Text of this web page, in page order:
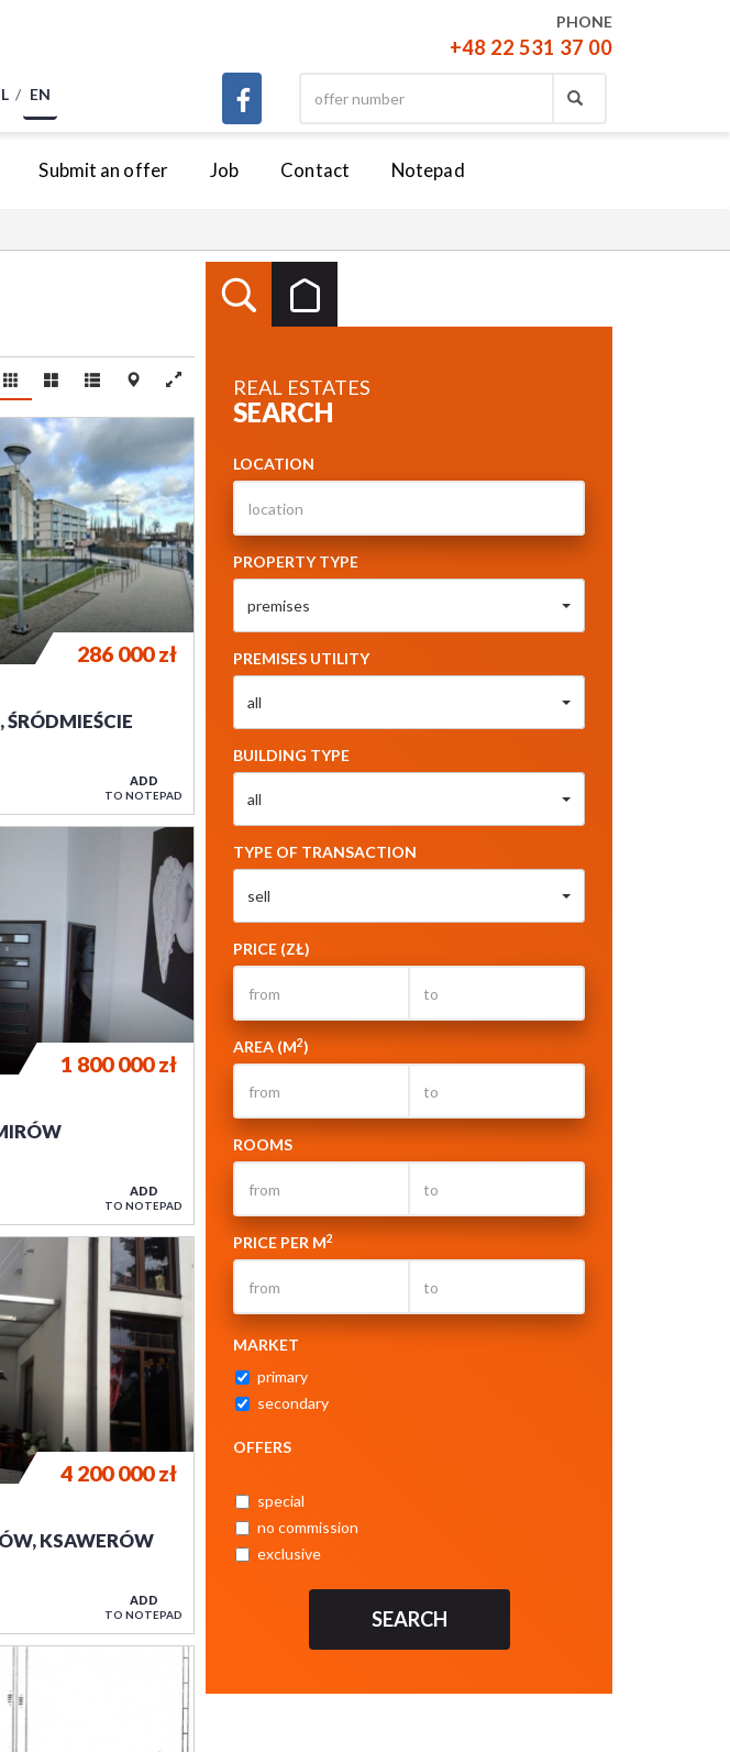
PHONE
+48 22 531 37 00
EN
Submit an offer Job Contact Notepad
REAL ESTATES
SEARCH
LOCATION
PROPERTY TYPE
premises
PREMISES UTILITY
all
BUILDING TYPE
all
TYPE OF TRANSACTION
sell
PRICE (ZŁ)
AREA (M2)
ROOMS
PRICE PER M2
MARKET
primary
secondary
OFFERS
special
no commission
exclusive
286 000zł
ADD
TO NOTEPAD
1 800 000zł
ADD
TO NOTEPAD
KSAWERÓW
4 200 000zł
ADD
TO NOTEPAD